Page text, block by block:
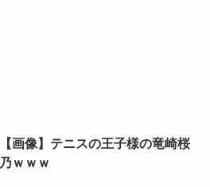
【画像】テニスの王子様の竜崎桜
乃ｗｗｗ